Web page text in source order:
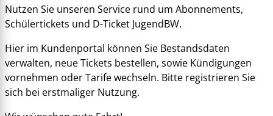
Nutzen Sie unseren Service rund um Abonnements,
Schülertickets und D-Ticket JugendBW.
Hier im Kundenportal können Sie Bestandsdaten
verwalten, neue Tickets bestellen, sowie Kündigungen
vornehmen oder Tarife wechseln. Bitte registrieren Sie
sich bei erstmaliger Nutzung.